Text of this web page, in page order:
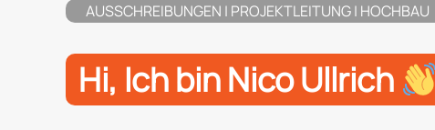
AUSSCHREIBUNGEN | PROJEKTLEITUNG | HOCHBAU
Hi, Ich bin Nico Ullrich